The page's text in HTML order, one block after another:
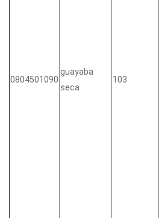
0804501090
guayaba
seca
103